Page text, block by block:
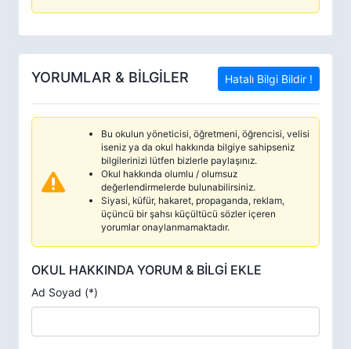
YORUMLAR & BİLGİLER Hatalı Bilgi Bildir !
Bu okulun yöneticisi, öğretmeni, öğrencisi, velisi
iseniz ya da okul hakkında bilgiye sahipseniz
bilgilerinizi lütfen bizlerle paylaşınız.
Okul hakkında olumlu / olumsuz
değerlendirmelerde bulunabilirsiniz.
Siyasi, küfür, hakaret, propaganda, reklam,
üçüncü bir şahsı küçültücü sözler içeren
yorumlar onaylanmamaktadır.
OKUL HAKKINDA YORUM & BİLGİ EKLE
Ad Soyad (*)